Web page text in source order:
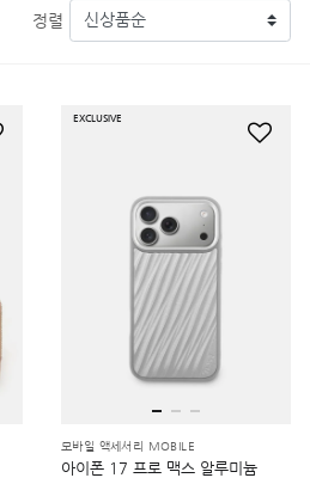
정렬
EXCLUSIVE
모바일 액세서리 MOBILE
아이폰 17 프로 맥스 알루미늄